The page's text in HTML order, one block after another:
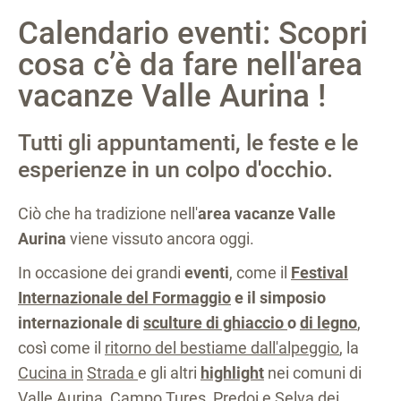
Calendario eventi: Scopri
cosa c’è da fare nell'area
vacanze Valle Aurina !
Tutti gli appuntamenti, le feste e le
esperienze in un colpo d'occhio.
Ciò che ha tradizione nell'area vacanze Valle
Aurina viene vissuto ancora oggi.
In occasione dei grandi eventi, come il Festival
Internazionale del Formaggioe il simposio
internazionale di sculture di ghiaccioodi legno,
così come il ritorno del bestiame dall'alpeggio, la
Cucina in Strada e gli altri highlight nei comuni di